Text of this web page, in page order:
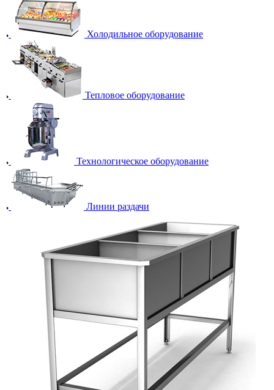
Холодильное оборудование
Тепловое оборудование
Технологическое оборудование
Линии раздачи